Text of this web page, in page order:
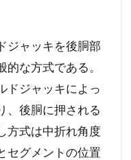
ジャッキを後胴部
な方式である。
ドジャッキによっ
、後胴に押される
方式は中折れ角度
セグメントの位置